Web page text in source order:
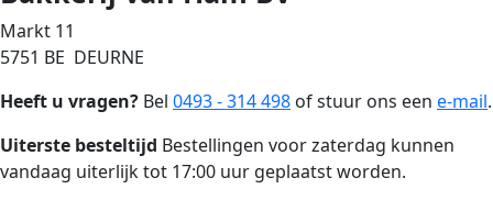
Markt 11
5751 BE DEURNE
Heeft u vragen? Bel 0493 - 314 498 of stuur ons een e-mail.
Uiterste besteltijd Bestellingen voor zaterdag kunnen
vandaag uiterlijk tot 17:00 uur geplaatst worden.